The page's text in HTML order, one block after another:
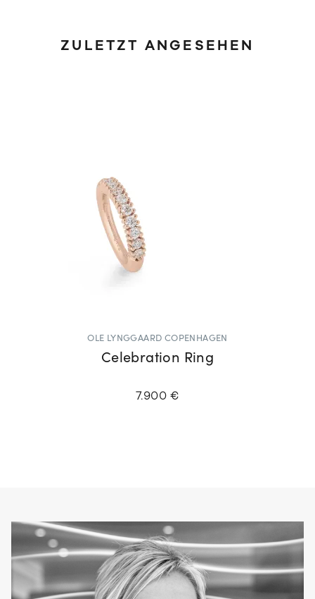
ZULETZT ANGESEHEN
OLE LYNGGAARD COPENHAGEN
Celebration Ring
7.900 €